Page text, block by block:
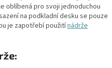
oblíbená pro svoji jednoduchou
na podkladní desku se pouze
je zapotřebí použitínádrže